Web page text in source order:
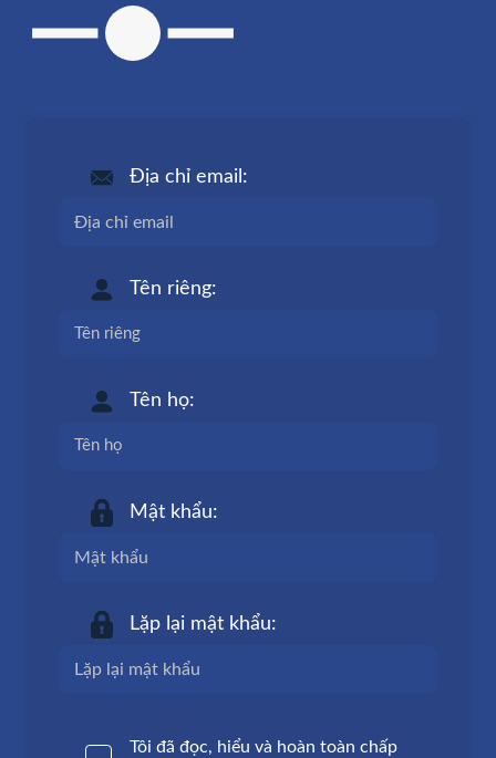
Địa chỉ email:
Tên riêng:
Tên họ:
Mật khẩu:
Lặp lại mật khẩu:
Tôi đã đọc, hiểu và hoàn toàn chấp